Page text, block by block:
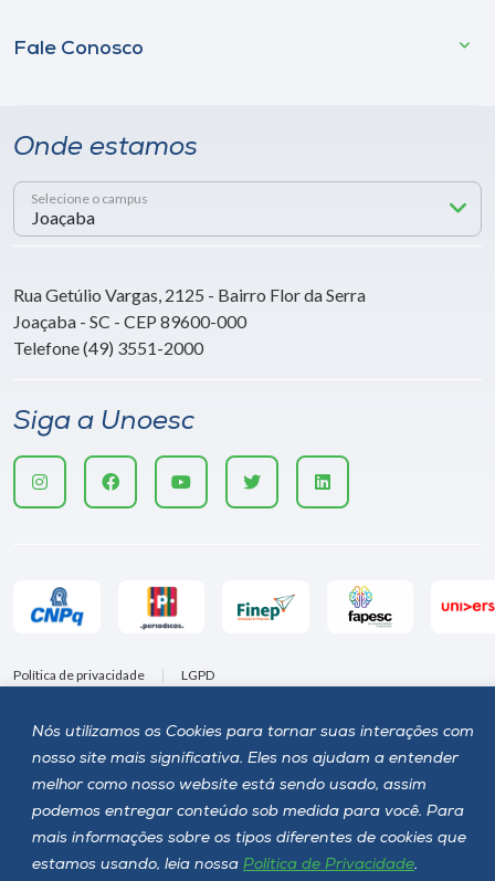
Nós utilizamos os Cookies para tornar suas interações com
nosso site mais significativa. Eles nos ajudam a entender
melhor como nosso website está sendo usado, assim
podemos entregar conteúdo sob medida para você. Para
mais informações sobre os tipos diferentes de cookies que
estamos usando, leia nossa Política de Privacidade.
Fale Conosco
Onde estamos
Selecione o campus
Rua Getúlio Vargas, 2125 - Bairro Flor da Serra
Joaçaba - SC - CEP 89600-000
Telefone (49) 3551-2000
Siga a Unoesc
Política de privacidade LGPD